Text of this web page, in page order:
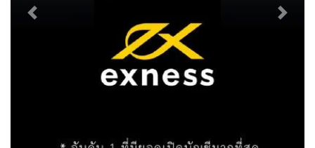
Previous Next